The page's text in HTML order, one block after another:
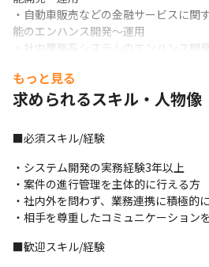
・自動車販売などの金融サービスに関
能のエンハンス開発～運用
・社内業務系システムのエンハンス開
もっと見る
求められるスキル・人物像
■必須スキル/経験
・システム開発の実務経験3年以上
・案件の進行管理を主体的に行える方
・社内外を問わず、業務連携に積極的
・相手を尊重したコミュニケーション
■歓迎スキル/経験